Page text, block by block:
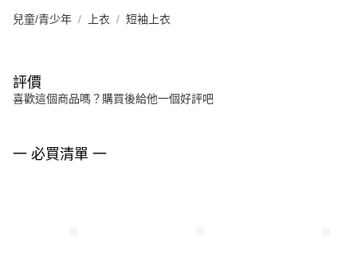
兒童/青少年 上衣 短袖上衣
評價
喜歡這個商品嗎？購買後給他一個好評吧
一 必買清單 一